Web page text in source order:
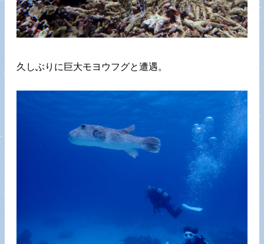
久しぶりに巨大モヨウフグと遭遇。